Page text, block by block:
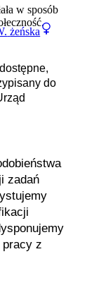
żeńska
w sposób
do
zadań
z